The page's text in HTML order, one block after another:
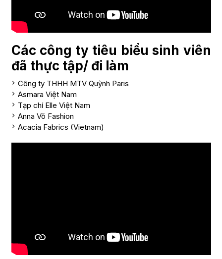
Các công ty tiêu biểu sinh viên
đã thực tập/ đi làm
Công ty THHH MTV Quỳnh Paris
Asmara Việt Nam
Tạp chí Elle Việt Nam
Anna Võ Fashion
Acacia Fabrics (Vietnam)